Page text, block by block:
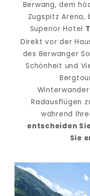
Berwang, dem
Zugspitz
Superior Hotel
Direkt vor der
des Berwanger
Schönheit und
Radausflügen
während
entscheiden
Sie